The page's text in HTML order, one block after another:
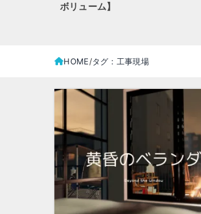
ボリューム】
HOME タグ : 工事現場